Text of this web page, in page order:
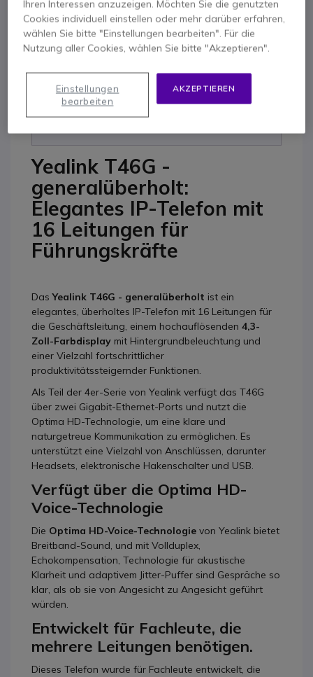
Produktbeschreibung
Yealink T46G -
generalüberholt:
Elegantes IP-Telefon mit
16 Leitungen für
Führungskräfte
DasYealink T46G - generalüberholt ist ein
elegantes, überholtes IP-Telefon mit 16 Leitungen für
die Geschäftsleitung, einem hochauflösenden 4,3-
Zoll-Farbdisplay mit Hintergrundbeleuchtung und
einer Vielzahl fortschrittlicher
produktivitätssteigernder Funktionen.
Als Teil der 4er-Serie von Yealink verfügt das T46G
über zwei Gigabit-Ethernet-Ports und nutzt die
Optima HD-Technologie, um eine klare und
naturgetreue Kommunikation zu ermöglichen. Es
unterstützt eine Vielzahl von Anschlüssen, darunter
Headsets, elektronische Hakenschalter und USB.
Verfügt über die Optima HD-
Voice-Technologie
Die Optima HD-Voice-Technologie von Yealink bietet
Breitband-Sound, und mit Vollduplex,
Echokompensation, Technologie für akustische
Klarheit und adaptivem Jitter-Puffer sind Gespräche so
klar, als ob sie von Angesicht zu Angesicht geführt
würden.
Entwickelt für Fachleute, die
mehrere Leitungen benötigen.
Dieses Telefon wurde für Fachleute entwickelt, die
Ihren Interessen anzuzeigen. Möchten Sie die genutzten
Cookies individuell einstellen oder mehr darüber erfahren,
wählen Sie bitte "Einstellungen bearbeiten". Für die
Nutzung aller Cookies, wählen Sie bitte "Akzeptieren".
AKZEPTIEREN
Einstellungen
bearbeiten